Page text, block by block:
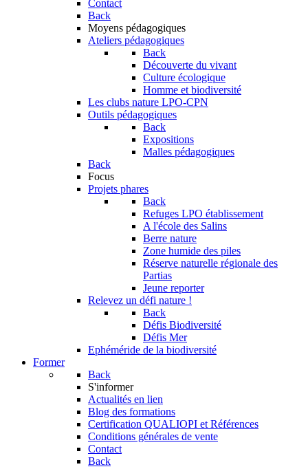
Contact
Back
Moyens pédagogiques
Ateliers pédagogiques
Back
Découverte du vivant
Culture écologique
Homme et biodiversité
Les clubs nature LPO-CPN
Outils pédagogiques
Back
Expositions
Malles pédagogiques
Back
Focus
Projets phares
Back
Refuges LPO établissement
A l'école des Salins
Berre nature
Zone humide des piles
Réserve naturelle régionale des
Partias
Jeune reporter
Relevez un défi nature !
Back
Défis Biodiversité
Défis Mer
Ephéméride de la biodiversité
Former
Back
S'informer
Actualités en lien
Blog des formations
Certification QUALIOPI et Références
Conditions générales de vente
Contact
Back